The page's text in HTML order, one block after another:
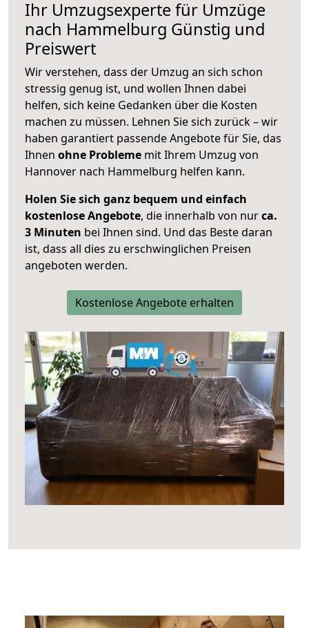
Ihr Umzugsexperte für Umzüge
nach Hammelburg Günstig und
Preiswert
Wir verstehen, dass der Umzug an sich schon
stressig genug ist, und wollen Ihnen dabei
helfen, sich keine Gedanken über die Kosten
machen zu müssen. Lehnen Sie sich zurück – wir
haben garantiert passende Angebote für Sie, das
Ihnen ohne Probleme mit Ihrem Umzug von
Hannover nach Hammelburg helfen kann.
Holen Sie sich ganz bequem und einfach
kostenlose Angebote, die innerhalb von nurca.
3 Minuten bei Ihnen sind. Und das Beste daran
ist, dass all dies zu erschwinglichen Preisen
angeboten werden.
Kostenlose Angebote erhalten